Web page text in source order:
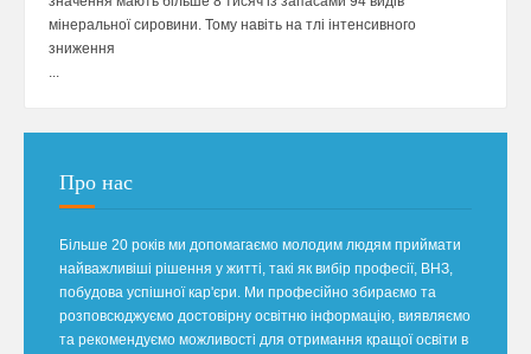
мінеральної сировини. Тому навіть на тлі інтенсивного
зниження
...
Про нас
Більше 20 років ми допомагаємо молодим людям приймати
найважливіші рішення у житті, такі як вибір професії, ВНЗ,
побудова успішної кар'єри. Ми професійно збираємо та
розповсюджуємо достовірну освітню інформацію, виявляємо
та рекомендуємо можливості для отримання кращої освіти в